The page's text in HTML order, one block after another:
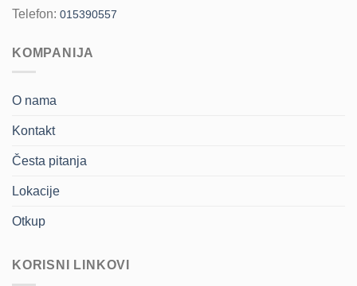
Telefon: 015390557
KOMPANIJA
O nama
Kontakt
Česta pitanja
Lokacije
Otkup
KORISNI LINKOVI